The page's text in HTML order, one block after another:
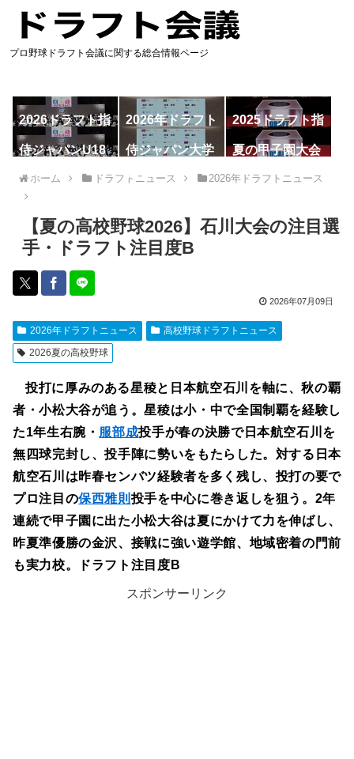
プロ野球ドラフト会議に関する総合情報ページ
2026ドラフト指
名予想
2026年ドラフト
候補
2025ドラフト指
名一覧
侍ジャパンU18
代表
侍ジャパン大学
夏の甲子園大会
ホーム ドラフトニュース 2026年ドラフトニュース
【夏の高校野球2026】石川大会の注目選
手・ドラフト注目度B
2026年07月09日
2026年ドラフトニュース
高校野球ドラフトニュース
2026夏の高校野球
投打に厚みのある星稜と日本航空石川を軸に、秋の覇
者・小松大谷が追う。星稜は小・中で全国制覇を経験し
た1年生右腕・ 服部成投手が春の決勝で日本航空石川を
無四球完封し、投手陣に勢いをもたらした。対する日本
航空石川は昨春センバツ経験者を多く残し、投打の要で
プロ注目の保西雅則投手を中心に巻き返しを狙う。2年
連続で甲子園に出た小松大谷は夏にかけて力を伸ばし、
昨夏準優勝の金沢、接戦に強い遊学館、地域密着の門前
も実力校。ドラフト注目度B
スポンサーリンク